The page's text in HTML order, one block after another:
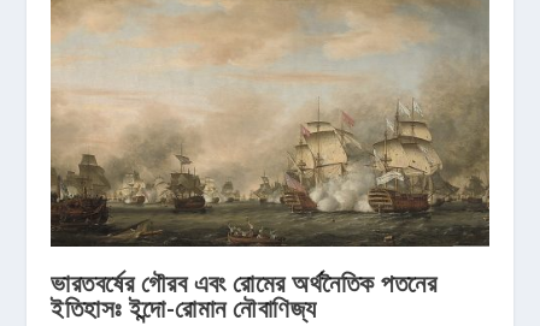
ভারতবর্ষের গৌরব এবং রোমের অর্থনৈতিক পতনের
ইতিহাসঃ ইন্দো-রোমান নৌবাণিজ্য